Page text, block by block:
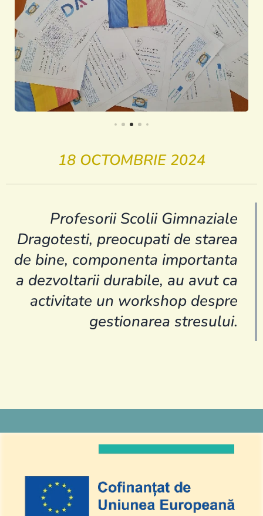
18 OCTOMBRIE 2024
Profesorii Scolii Gimnaziale
Dragotesti, preocupati de starea
de bine, componenta importanta
a dezvoltarii durabile, au avut ca
activitate un workshop despre
gestionarea stresului.